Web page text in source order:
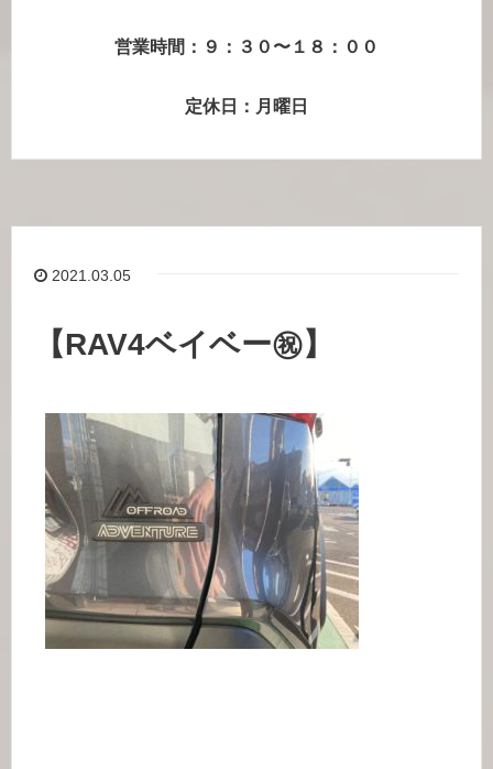
営業時間：９：３０〜１８：００
定休日：月曜日
2021.03.05
【RAV4ベイベー㊗】